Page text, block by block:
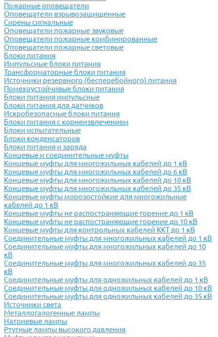
Пожарные оповещатели
Оповещатели взрывозащищенные
Сирены сигнальные
Оповещатели пожарные звуковые
Оповещатели пожарные комбинированные
Оповещатели пожарные световые
Блоки питания
Импульсные блоки питания
Трансформаторные блоки питания
Источники резервного (бесперебойного) питания
Помехоустойчивые блоки питания
Блоки питания импульсные
Блоки питания для датчиков
Искробезопасные блоки питания
Блоки питания с корнеизвлечением
Блоки испытательные
Блоки конденсаторов
Блоки питания и заряда
Концевые и соединительные муфты
Концевые муфты для многожильных кабелей до 1 кВ
Концевые муфты для многожильных кабелей до 6 кВ
Концевые муфты для многожильных кабелей до 10 кВ
Концевые муфты для многожильных кабелей до 35 кВ
Концевые муфты морозостойкие для многожильные
кабелей до 1 кВ
Концевые муфты не распостраняющие горение до 1 кВ
Концевые муфты не распостраняющие горение до 10 кВ
Концевые муфты для контрольных кабелей ККТ до 1 кВ
Соединительные муфты для многожильных кабелей до 1 кВ
Соединительные муфты для многожильных кабелей до 10
кВ
Соединительные муфты для многожильных кабелей до 35
кВ
Соединительные муфты для одножильных кабелей до 1 кВ
Соединительные муфты для одножильных кабелей до 10 кВ
Соединительные муфты для одножильных кабелей до 35 кВ
Источники света
Металлогалогенные лампы
Натриевые лампы
Ртутные лампы высокого давления